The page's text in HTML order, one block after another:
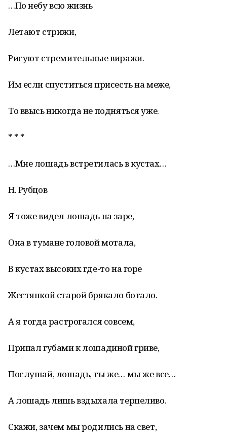
…По небу всю жизнь
Летают стрижи,
Рисуют стремительные виражи.
Им если спуститься присесть на меже,
То ввысь никогда не подняться уже.
* * *
…Мне лошадь встретилась в кустах…
Н. Рубцов
Я тоже видел лошадь на заре,
Она в тумане головой мотала,
В кустах высоких где-то на горе
Жестянкой старой брякало ботало.
А я тогда растрогался совсем,
Припал губами к лошадиной гриве,
Послушай, лошадь, ты же… мы же все…
А лошадь лишь вздыхала терпеливо.
Скажи, зачем мы родились на свет,